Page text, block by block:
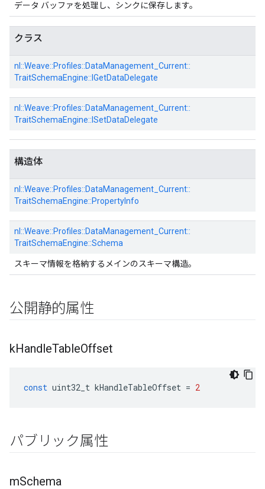
データ バッファを処理し、シンクに保存します。
クラス
nl::Weave::Profiles::DataManagement_Current::
TraitSchemaEngine:: IGetDataDelegate
nl::Weave::Profiles::DataManagement_Current::
TraitSchemaEngine:: ISetDataDelegate
構造体
nl::Weave::Profiles::DataManagement_Current::
TraitSchemaEngine::PropertyInfo
nl::Weave::Profiles::DataManagement_Current::
TraitSchemaEngine::Schema
スキーマ情報を格納するメインのスキーマ構造。
公開静的属性
kHandleTableOffset
const uint32_t kHandleTableOffset = 2
パブリック属性
mSchema